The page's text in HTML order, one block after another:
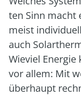
ten Sinn macht
meist
auch
Wie­viel
vor allem: Mit
über­haupt